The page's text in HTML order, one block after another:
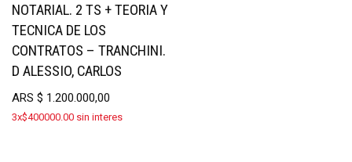
NOTARIAL. 2 TS + TEORIA Y
TECNICA DE LOS
CONTRATOS – TRANCHINI.
D ALESSIO, CARLOS
ARS $ 1.200.000,00
3x$400000.00 sin interes